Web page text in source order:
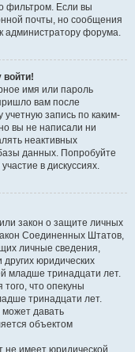
фильтром. Если вы
почты, но сообщения
администратору форума.
войти!
имя или пароль
вам после
запись по каким-
вы не написали ни
неактивных
данных. Попробуйте
в дискуссиях.
закон о защите личных
Соединенных Штатов,
личные сведения,
юридических
младше тринадцати лет.
что опекуны
тринадцати лет.
давать
объектом
не имеет юридической